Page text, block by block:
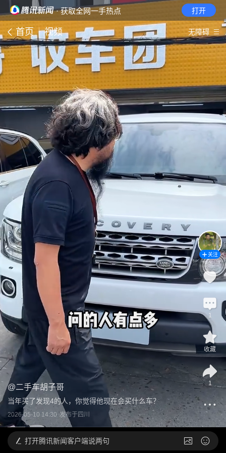
· 获取全网一手热点 打开
首页 视频 无障碍
@二手车胡子哥
当年买了发现4的人，你觉得他现在会买什么车？
2026-05-10 14:30 发布于四川
关注
1
收藏
1
打开腾讯新闻客户端说两句